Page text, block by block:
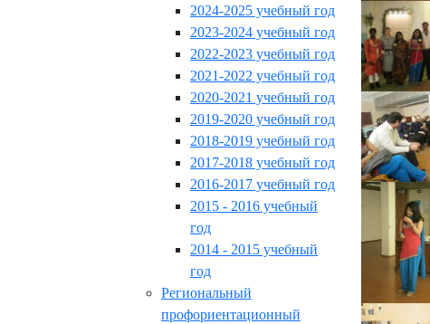
2024-2025 учебный год
2023-2024 учебный год
2022-2023 учебный год
2021-2022 учебный год
2020-2021 учебный год
2019-2020 учебный год
2018-2019 учебный год
2017-2018 учебный год
2016-2017 учебный год
2015 - 2016 учебный
год
2014 - 2015 учебный
год
Региональный
профориентационный